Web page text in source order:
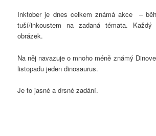
Inktober je dnes celkem známá akce –
tuší/inkoustem na zadaná témata.
obrázek.
Na něj navazuje o mnoho méně známý
listopadu jeden dinosaurus.
Je to jasné a drsné zadání.